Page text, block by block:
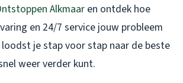
Alkmaar en ontdek hoe
en 24/7 service jouw probleem
je stap voor stap naar de beste
weer verder kunt.